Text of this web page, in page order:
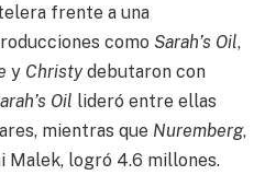
frente a una
como Sarah’s Oil,
y Christydebutaron con
Oil lideró entre ellas
mientras que Nuremberg,
Malek, logró 4.6 millones.